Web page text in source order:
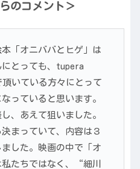
のコメント＞
本「オニババとヒゲ」は
とっても、tupera
いている方々にとって
っていると思います。
、あえて狙いました。
まっていて、内容は３
した。映画の中で「オ
たちではなく、“細川